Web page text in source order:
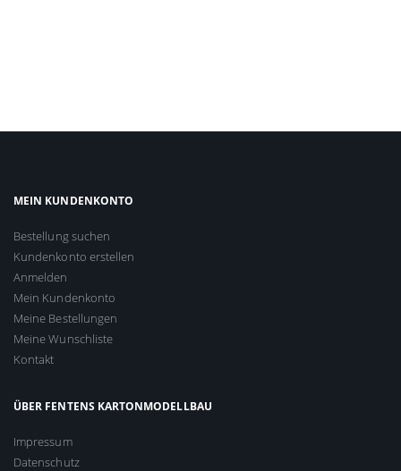
MEIN KUNDENKONTO
Bestellung suchen
Kundenkonto erstellen
Anmelden
Mein Kundenkonto
Meine Bestellungen
Meine Wunschliste
Kontakt
ÜBER FENTENS KARTONMODELLBAU
Impressum
Datenschutz